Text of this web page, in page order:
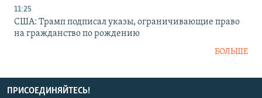
11:25
США: Трамп подписал указы, ограничивающие право
на гражданство по рождению
БОЛЬШЕ
ПРИСОЕДИНЯЙТЕСЬ!